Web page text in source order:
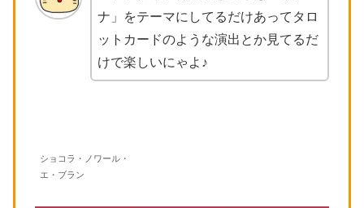
ナ」をテーマにしてるだけあってタロ
ットカードのような演出とか見てるだ
けで楽しいにゃよ♪
ショコラ・ノワール・
エ・ブラン